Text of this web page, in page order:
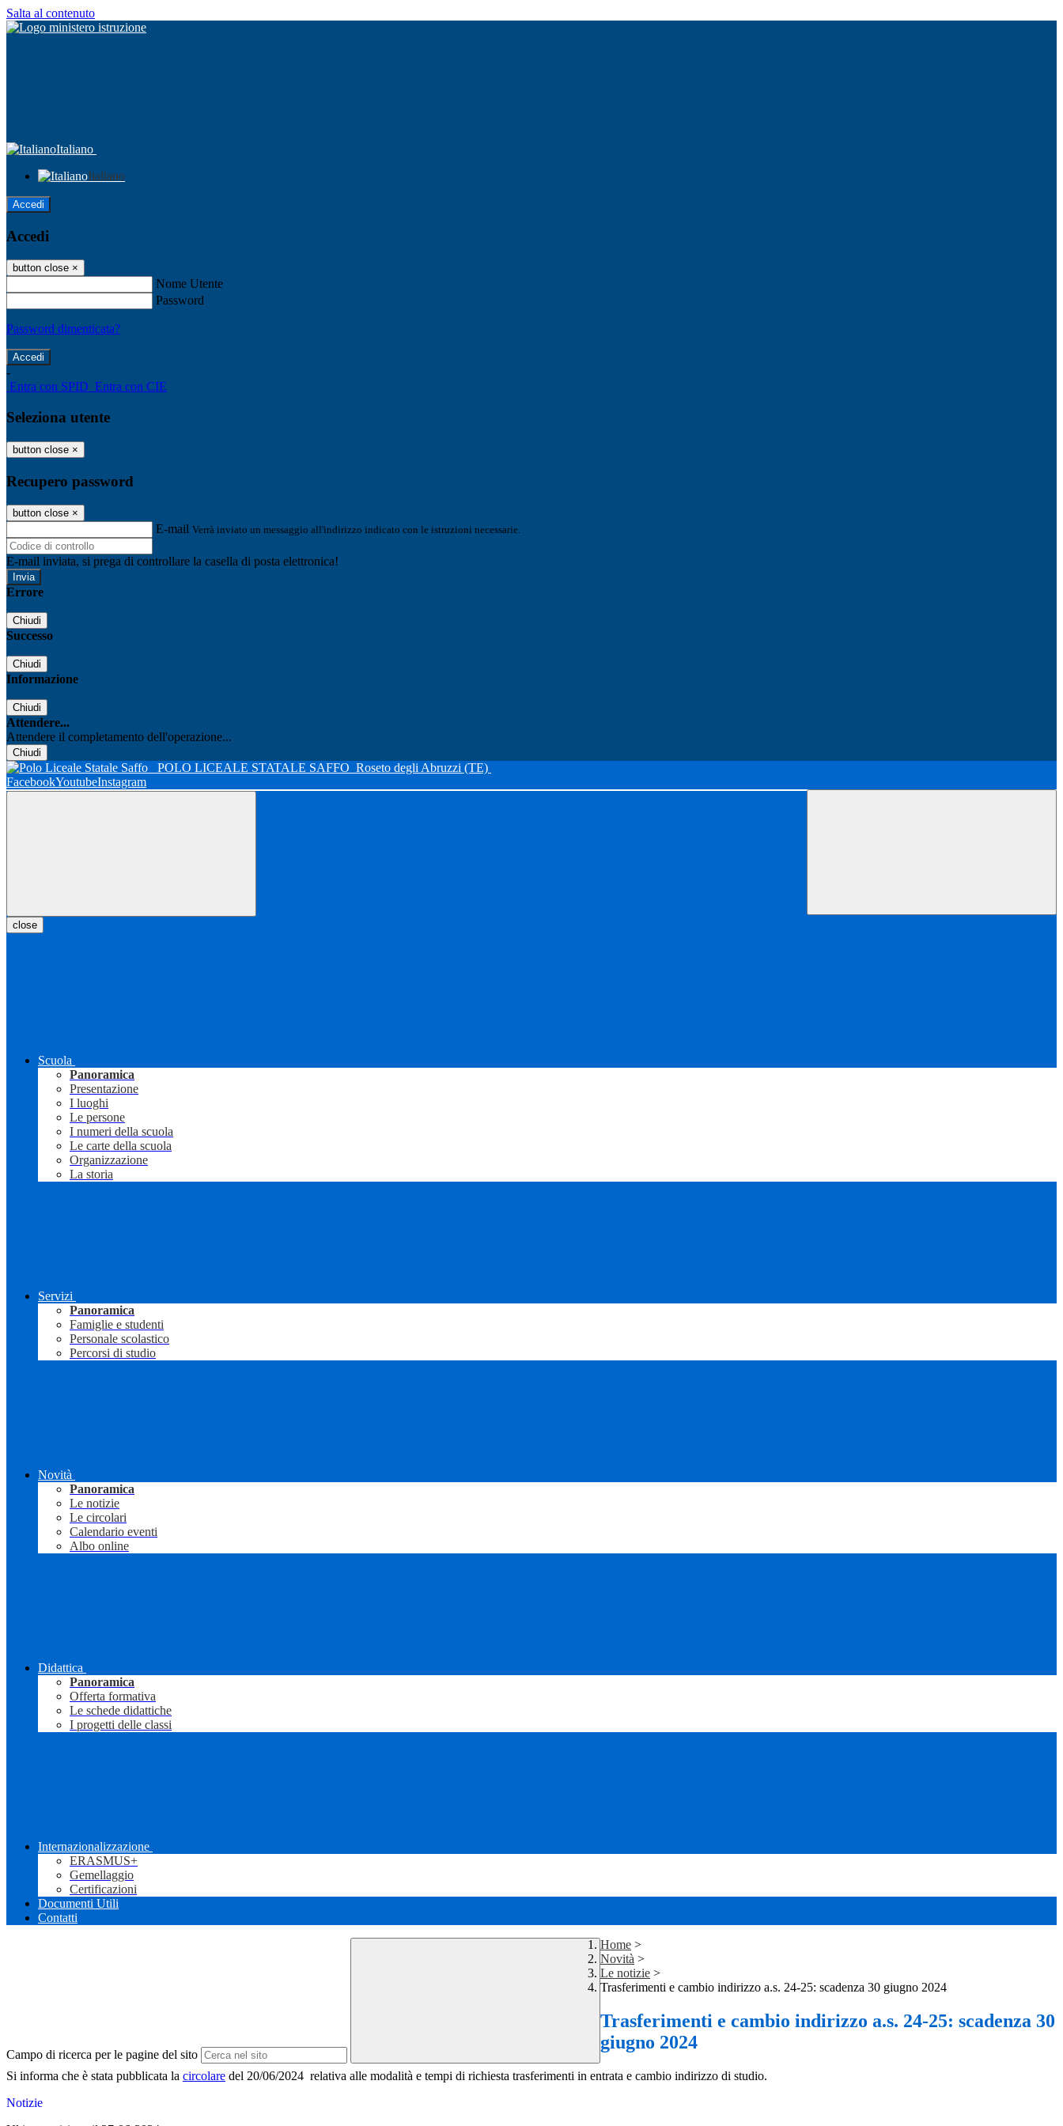
Salta al contenuto
Italiano
Italiano
Accedi
Accedi
button close ×
Nome Utente
Password
Password dimenticata?
-
Entra con SPID Entra con CIE
Seleziona utente
button close ×
Recupero password
button close ×
E-mail Verrà inviato un messaggio all'indirizzo indicato con le istruzioni necessarie.
E-mail inviata, si prega di controllare la casella di posta elettronica!
Errore
Chiudi
Successo
Chiudi
Informazione
Chiudi
Attendere...
Attendere il completamento dell'operazione...
Chiudi
POLO LICEALE STATALE SAFFO Roseto degli Abruzzi (TE)
FacebookYoutubeInstagram
close
Scuola
Panoramica
Presentazione
I luoghi
Le persone
I numeri della scuola
Le carte della scuola
Organizzazione
La storia
Servizi
Panoramica
Famiglie e studenti
Personale scolastico
Percorsi di studio
Novità
Panoramica
Le notizie
Le circolari
Calendario eventi
Albo online
Didattica
Panoramica
Offerta formativa
Le schede didattiche
I progetti delle classi
Internazionalizzazione
ERASMUS+
Gemellaggio
Certificazioni
Documenti Utili
Contatti
Campo di ricerca per le pagine del sito
Home >
Novità >
Le notizie >
Trasferimenti e cambio indirizzo a.s. 24-25: scadenza 30 giugno 2024
Trasferimenti e cambio indirizzo a.s. 24-25: scadenza 30
giugno 2024
Si informa che è stata pubblicata la circolare del 20/06/2024 relativa alle modalità e tempi di richiesta trasferimenti in entrata e cambio indirizzo di studio.
Notizie